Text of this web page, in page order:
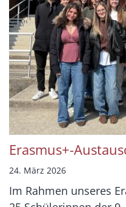
Erasmus+-
24. März 2026
Im Rahmen unseres